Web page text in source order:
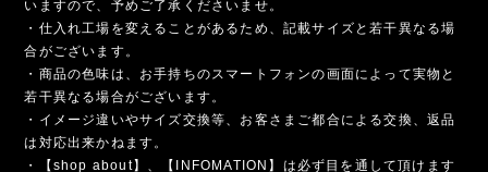
いますので、予めご了承くださいませ。
・仕入れ工場を変えることがあるため、記載サイズと若干異なる場
合がございます。
・商品の色味は、お手持ちのスマートフォンの画面によって実物と
若干異なる場合がございます。
・イメージ違いやサイズ交換等、お客さまご都合による交換、返品
は対応出来かねます。
・【shop about】、【INFOMATION】は必ず目を通して頂けます